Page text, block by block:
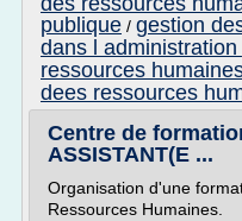
publique / gestion
dans l
ressources
dees ressources
Centre de
ASSISTANT(E ...
Organisation d'une
Ressources Humaines.